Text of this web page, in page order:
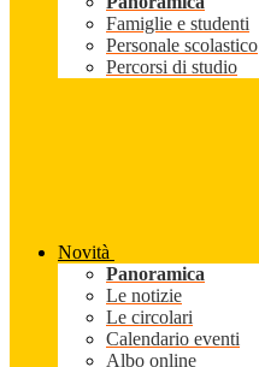
Famiglie e studenti
Personale scolastico
Percorsi di studio
Novità
Panoramica
Le notizie
Le circolari
Calendario eventi
Albo online